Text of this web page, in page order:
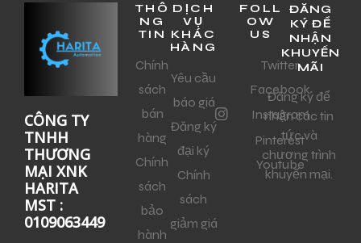
CÔNG TY
TNHH
THƯƠNG
MẠI XNK
HARITA
MST :
0109063449
THÔ
NG
TIN
Chính
sách
bán
hàng
Chính
sách
bảo
hành
DỊCH
VỤ
KHÁC
HÀNG
Yêu cầu
báo giá
Đăng ký
đại ký
Chính
sách
giảm giá
FOLL
OW
US
Twitter
Facebook
Instagram
Pinterest
Youtube
ĐĂNG
KÝ ĐỂ
NHẬN
KHUYẾN
MÃI
Đăng ký để
nhận các tin
tức và
chương trình
khuyến mại.